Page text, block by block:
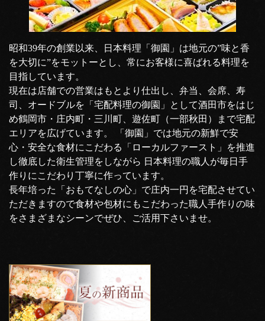
昭和39年の創業以来、日本料理「御園」は地元の”味と香
を大切に”をモットーとし、常にお客様に喜ばれる料理を
目指しています。
現在は店舗での営業はもとより仕出し、弁当、会席、寿
司、オードブルを「宅配料理の御園」として酒田市をはじ
め鶴岡市・庄内町・三川町、遊佐町（一部秋田）まで宅配
エリアを広げています。 「御園」では地元の新鮮で安
心・安全な食材にこだわる「ローカルファースト」を推進
し徹底した衛生管理をしながら 日本料理の職人が毎日手
作りにこだわり丁寧に作っています。
長年培った「おもてなしの心」で庄内一円を宅配させてい
ただきますので食材や包材にもこだわった職人手作りの味
をさまざまなシーンでぜひ、ご活用下さいませ。